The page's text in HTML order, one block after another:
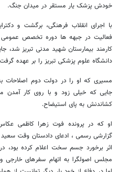
خودش پزشک یار مستقر در میدان جنگ.
با اجرای انقلاب فرهنگی، برگشت و
فعالیت در جبهه ها دوره تخصص
کارمند بیمارستان شهید مدنی تبریز
دانشگاه علوم پزشکی تبریز را بر عهده
مسیری که او را در دولت دوم اصلاحات
جایی که خیلی زود و با روی کار
کشاندنش به پای استیضاح.
او که در پرونده فوت زهرا کاظمی عکاس
گزارشی رسمی ، ادعای دادستان وقت
اثر برخورد جسم سخت اعلام کرده بود،
مجلس اصولگرا به اتهام سفرهای خارجی